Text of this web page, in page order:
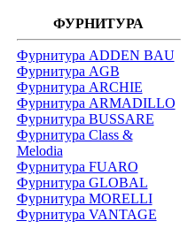
ФУРНИТУРА
Фурнитура ADDEN BAU
Фурнитура AGB
Фурнитура ARCHIE
Фурнитура ARMADILLO
Фурнитура BUSSARE
Фурнитура Class &
Melodia
Фурнитура FUARO
Фурнитура GLOBAL
Фурнитура MORELLI
Фурнитура VANTAGE